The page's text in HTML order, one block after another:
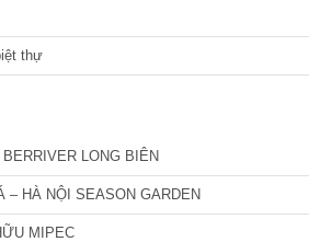
thự
LONG BIÊN
– HÀ NỘI SEASON GARDEN
MIPEC